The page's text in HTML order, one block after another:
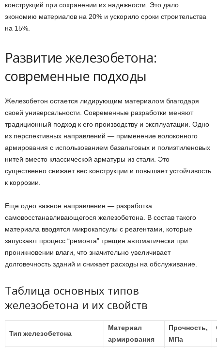
конструкций при сохранении их надежности. Это дало
экономию материалов на 20% и ускорило сроки строительства
на 15%.
Развитие железобетона:
современные подходы
Железобетон остается лидирующим материалом благодаря
своей универсальности. Современные разработки меняют
традиционный подход к его производству и эксплуатации. Одно
из перспективных направлений — применение волоконного
армирования с использованием базальтовых и полиэтиленовых
нитей вместо классической арматуры из стали. Это
существенно снижает вес конструкции и повышает устойчивость
к коррозии.
Еще одно важное направление — разработка
самовосстанавливающегося железобетона. В состав такого
материала вводятся микрокапсулы с реагентами, которые
запускают процесс “ремонта” трещин автоматически при
проникновении влаги, что значительно увеличивает
долговечность зданий и снижает расходы на обслуживание.
Таблица основных типов
железобетона и их свойств
Тип железобетона
Материал
армирования
Прочность,
МПа